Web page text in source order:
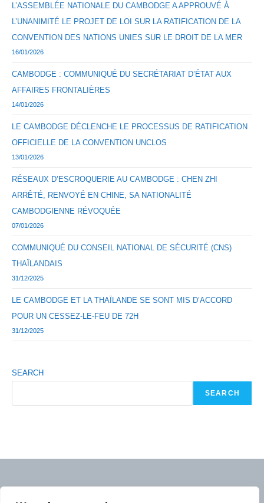
L’ASSEMBLÉE NATIONALE DU CAMBODGE A APPROUVÉ À
L’UNANIMITÉ LE PROJET DE LOI SUR LA RATIFICATION DE LA
CONVENTION DES NATIONS UNIES SUR LE DROIT DE LA MER
16/01/2026
CAMBODGE : COMMUNIQUÉ DU SECRÉTARIAT D’ÉTAT AUX
AFFAIRES FRONTALIÈRES
14/01/2026
LE CAMBODGE DÉCLENCHE LE PROCESSUS DE RATIFICATION
OFFICIELLE DE LA CONVENTION UNCLOS
13/01/2026
RÉSEAUX D’ESCROQUERIE AU CAMBODGE : CHEN ZHI
ARRÊTÉ, RENVOYÉ EN CHINE, SA NATIONALITÉ
CAMBODGIENNE RÉVOQUÉE
07/01/2026
COMMUNIQUÉ DU CONSEIL NATIONAL DE SÉCURITÉ (CNS)
THAÏLANDAIS
31/12/2025
LE CAMBODGE ET LA THAÏLANDE SE SONT MIS D’ACCORD
POUR UN CESSEZ-LE-FEU DE 72H
31/12/2025
SEARCH
SEARCH